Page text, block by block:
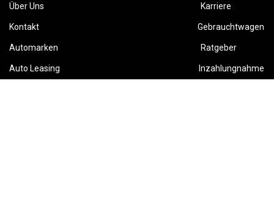
Über Uns Karriere
Kontakt Gebrauchtwagen
Automarken Ratgeber
Auto Leasing Inzahlungnahme